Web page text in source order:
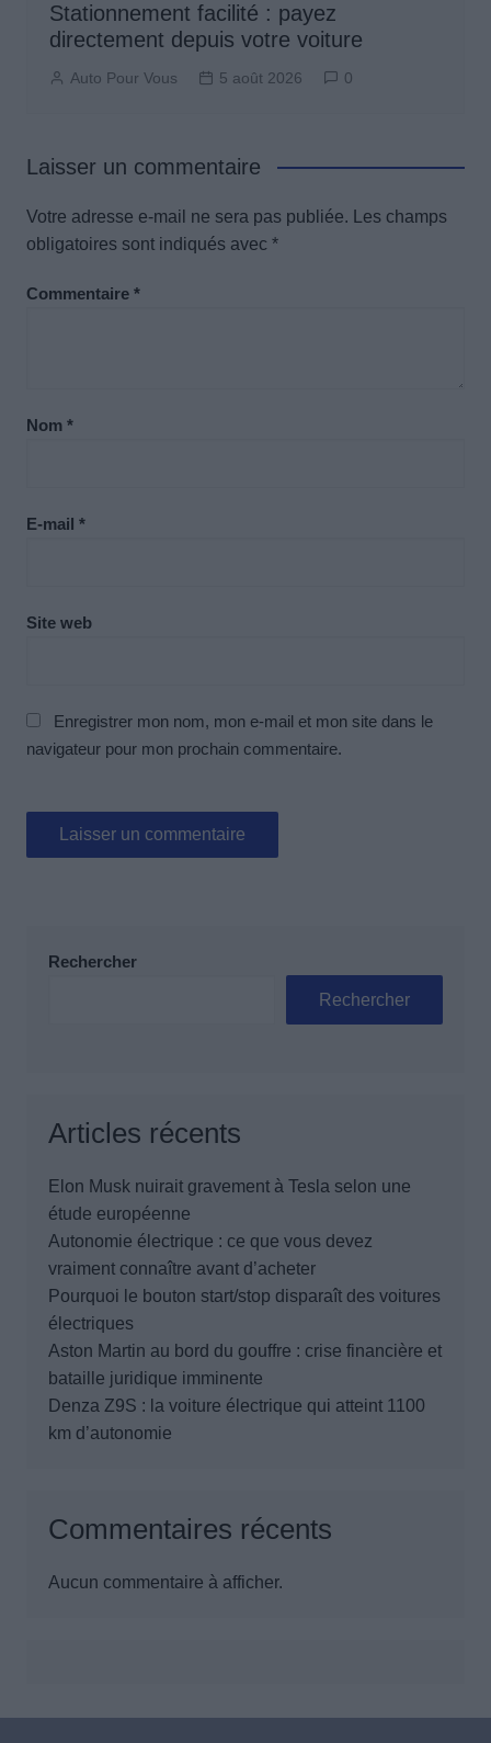
Stationnement facilité : payez
directement depuis votre voiture
Auto Pour Vous 5 août 2026 0
Laisser un commentaire
Votre adresse e-mail ne sera pas publiée.
Les champs
obligatoires sont indiqués avec *
Commentaire *
Nom *
E-mail *
Site web
Enregistrer mon nom, mon e-mail et mon site dans le
navigateur pour mon prochain commentaire.
Rechercher
Rechercher
Articles récents
Elon Musk nuirait gravement à Tesla selon une
étude européenne
Autonomie électrique : ce que vous devez
vraiment connaître avant d’acheter
Pourquoi le bouton start/stop disparaît des voitures
électriques
Aston Martin au bord du gouffre : crise financière et
bataille juridique imminente
Denza Z9S : la voiture électrique qui atteint 1100
km d’autonomie
Commentaires récents
Aucun commentaire à afficher.